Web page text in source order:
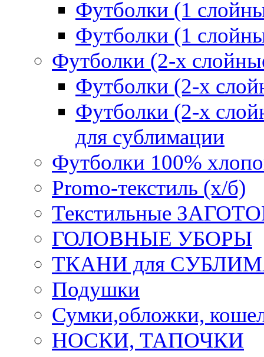
Футболки (1
Футболки (1
Футболки (2-х
Футболки (2-х
Футболки (2-х
для сублимации
Футболки 100%
Promo-текстиль (х/б)
Текстильные
ГОЛОВНЫЕ УБОРЫ
ТКАНИ для
Подушки
Сумки,обложки,
НОСКИ, ТАПОЧКИ